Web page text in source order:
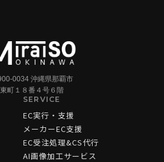
0034 沖縄県那覇市
東町１８番４号６階
SERVICE
EC実行・支援
メーカーEC支援
EC受注処理&CS代行
AI画像加工サービス